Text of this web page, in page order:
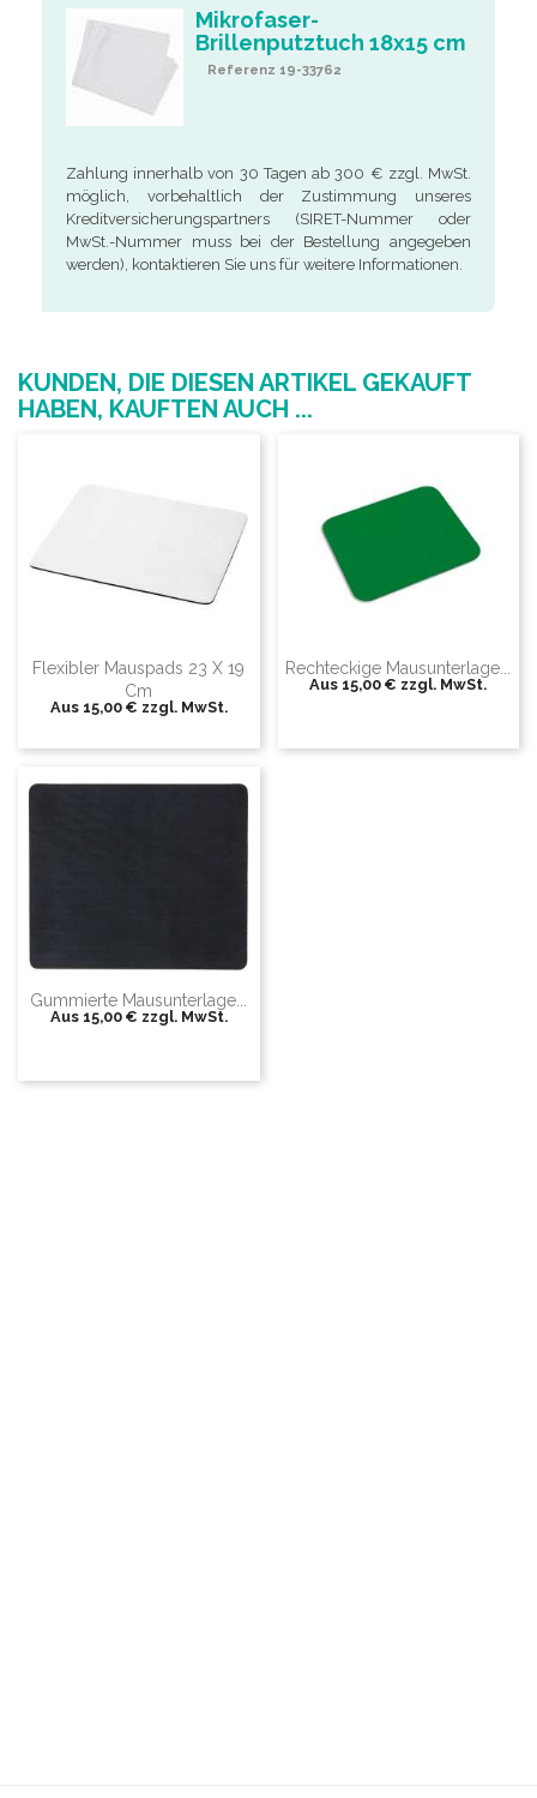
Mikrofaser-
Brillenputztuch 18x15 cm
Referenz 19-33762
Zahlung innerhalb von 30 Tagen ab 300 € zzgl. MwSt.
möglich, vorbehaltlich der Zustimmung unseres
Kreditversicherungspartners (SIRET-Nummer oder
MwSt.-Nummer muss bei der Bestellung angegeben
werden), kontaktieren Sie uns für weitere Informationen.
KUNDEN, DIE DIESEN ARTIKEL GEKAUFT
HABEN, KAUFTEN AUCH ...
Flexibler Mauspads 23 X 19
Cm
Aus 15,00 € zzgl. MwSt.
Rechteckige Mausunterlage...
Aus 15,00 € zzgl. MwSt.
Gummierte Mausunterlage...
Aus 15,00 € zzgl. MwSt.